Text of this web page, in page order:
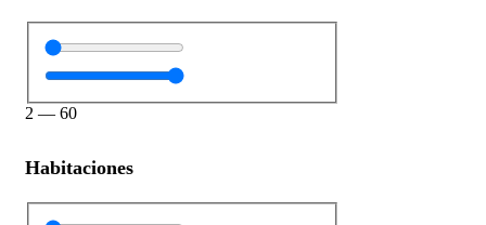
2 — 60
Habitaciones